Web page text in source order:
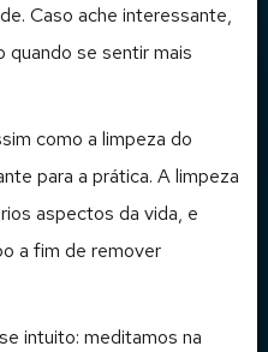
Caso ache interessante,
quando se sentir mais
como a limpeza do
para a prática. A limpeza
aspectos da vida, e
a fim de remover
intuito: meditamos na